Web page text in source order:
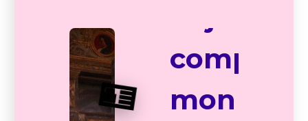
🪪
complète
mon